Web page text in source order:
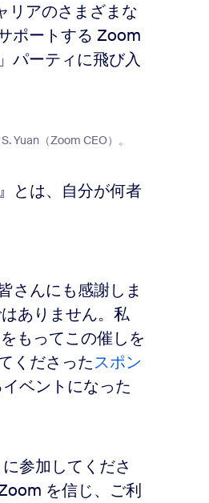
リアのさまざまな
ポートする Zoom
パーティに飛び入
Yuan（Zoom CEO）。
とは、自分が何者
さんにも感謝しま
ありません。私
もってこの催しを
くださったスポン
ベントになった
参加してくださ
を信じ、ご利